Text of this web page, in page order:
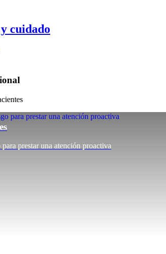
cuidado
prestar una atención proactiva